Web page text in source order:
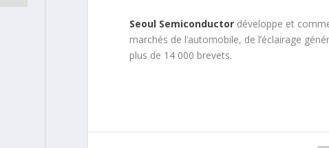
Seoul Semiconductor développe et
marchés de l’automobile, de l’éclairage
plus de 14 000 brevets.